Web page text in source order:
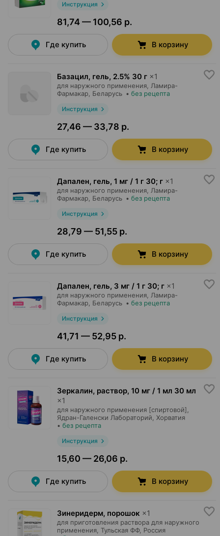
Инструкция
81,74 — 100,56 р.
Где купить В корзину
Базацил, гель, 2.5% 30 г ×1
для наружного применения, Ламира-
Фармакар , Беларусь • без рецепта
Инструкция
27,46 — 33,78 р.
Где купить В корзину
Дапален, гель, 1 мг / 1 г 30; г ×1
для наружного применения, Ламира-
Фармакар , Беларусь • без рецепта
Инструкция
28,79 — 51,55 р.
Где купить В корзину
Дапален, гель, 3 мг / 1 г 30; г ×1
для наружного применения, Ламира-
Фармакар , Беларусь • без рецепта
Инструкция
41,71 — 52,95 р.
Где купить В корзину
Зеркалин, раствор, 10 мг / 1 мл 30 мл
×1
для наружного применения [спиртовой],
Ядран-Галенски Лабораторий , Хорватия
• без рецепта
Инструкция
15,60 — 26,06 р.
Где купить В корзину
Зинеридерм, порошок ×1
для приготовления раствора для наружного
применения, Тульская ФФ, Россия